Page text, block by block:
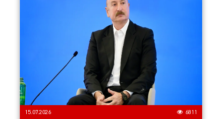
15.07.2026 6811